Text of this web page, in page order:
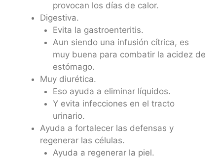
provocan los días de calor.
Digestiva.
Evita la gastroenteritis.
Aun siendo una infusión cítrica, es
muy buena para combatir la acidez de
estómago.
Muy diurética.
Eso ayuda a eliminar líquidos.
Y evita infecciones en el tracto
urinario.
Ayuda a fortalecer las defensas y
regenerar las células.
Ayuda a regenerar la piel.